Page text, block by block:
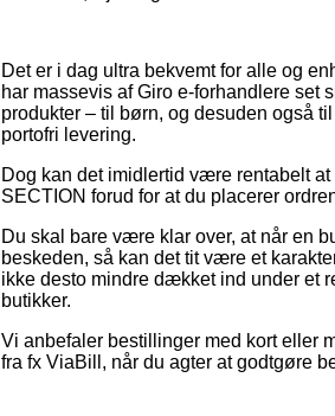
Det er i dag ultra bekvemt for alle og
har massevis af Giro e-forhandlere
produkter – til børn, og desuden også
portofri levering.
Dog kan det imidlertid være rentabelt
SECTION forud for at du placerer
Du skal bare være klar over, at når en
beskeden, så kan det tit være et
ikke desto mindre dækket ind under et
butikker.
Vi anbefaler bestillinger med kort eller
fra fx ViaBill, når du agter at godtgøre